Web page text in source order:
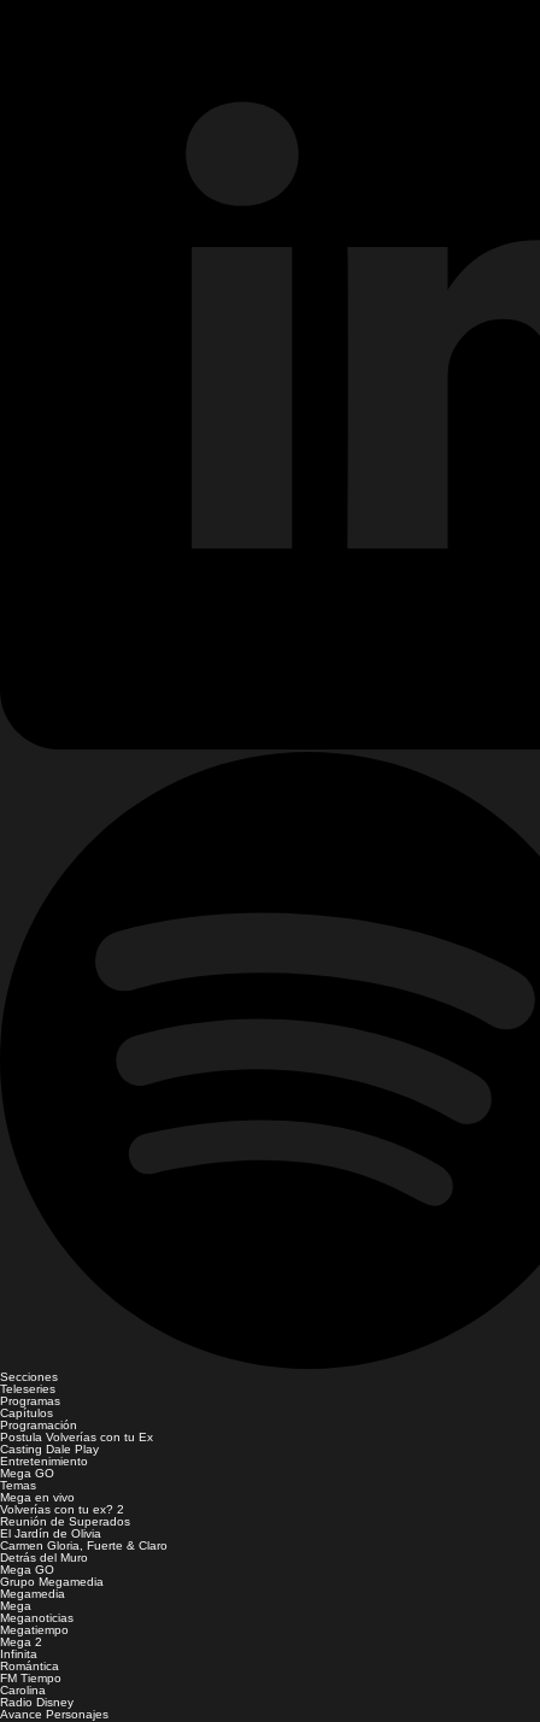
Secciones
Teleseries
Programas
Capítulos
Programación
Postula Volverías con tu Ex
Casting Dale Play
Entretenimiento
Mega GO
Temas
Mega en vivo
Volverías con tu ex? 2
Reunión de Superados
El Jardín de Olivia
Carmen Gloria, Fuerte & Claro
Detrás del Muro
Mega GO
Grupo Megamedia
Megamedia
Mega
Meganoticias
Megatiempo
Mega 2
Infinita
Romántica
FM Tiempo
Carolina
Radio Disney
Avance Personajes